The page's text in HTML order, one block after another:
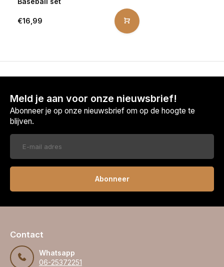
€16,99
Meld je aan voor onze nieuwsbrief!
Abonneer je op onze nieuwsbrief om op de hoogte te
blijven.
Abonneer
Contact
Whatsapp
06-25372251